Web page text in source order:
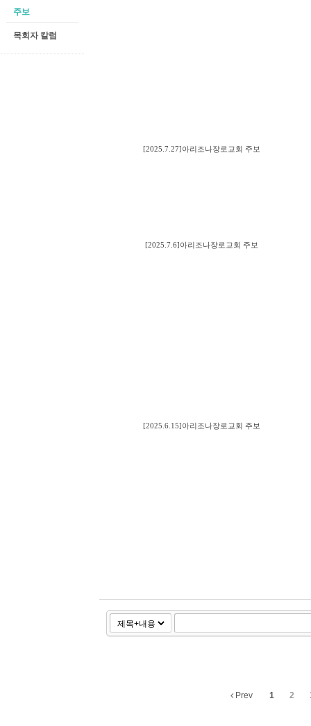
주보
목회자 칼럼
[2025.7.27]아리조나장로교회 주보
[2025.7.6]아리조나장로교회 주보
[2025.6.15]아리조나장로교회 주보
Prev 1 2